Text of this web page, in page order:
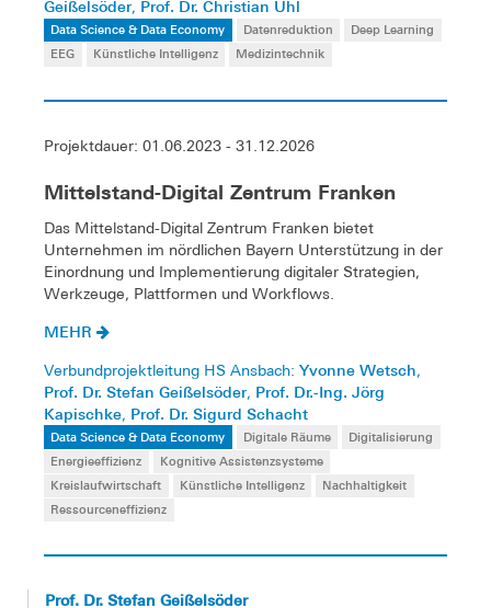
Geißelsöder, Prof. Dr. Christian Uhl
Data Science & Data Economy Datenreduktion
Deep Learning
EEG
Künstliche Intelligenz Medizintechnik
Projektdauer: 01.06.2023 - 31.12.2026
Mittelstand-Digital Zentrum Franken
Das Mittelstand-Digital Zentrum Franken bietet
Unternehmen im nördlichen Bayern Unterstützung in der
Einordnung und Implementierung digitaler Strategien,
Werkzeuge, Plattformen und Workflows.
MEHR
Verbundprojektleitung HS Ansbach: Yvonne Wetsch,
Prof. Dr. Stefan Geißelsöder, Prof. Dr.-Ing. Jörg
Kapischke, Prof. Dr. Sigurd Schacht
Data Science & Data Economy Digitale Räume
Digitalisierung
Energieeffizienz
Kognitive Assistenzsysteme
Kreislaufwirtschaft
Künstliche Intelligenz
Nachhaltigkeit
Ressourceneffizienz
Prof. Dr. Stefan Geißelsöder